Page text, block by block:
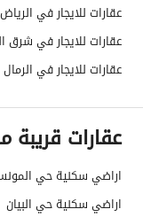
خدمات العقار
تفاصيل اضافية
عمر العقار
عقارات للايجار في الرياض
عقارات للايجار في شرق
عقارات للايجار في الرمال
عقارات
اراضي سكنية حي
اراضي سكنية حي البيان